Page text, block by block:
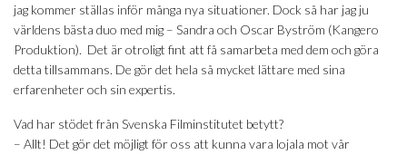
jag kommer ställas inför många nya situationer. Dock så har jag ju
världens bästa duo med mig – Sandra och Oscar Byström (Kangero
Produktion). Det är otroligt fint att få samarbeta med dem och göra
detta tillsammans. De gör det hela så mycket lättare med sina
erfarenheter och sin expertis.
Vad har stödet från Svenska Filminstitutet betytt?
– Allt! Det gör det möjligt för oss att kunna vara lojala mot vår